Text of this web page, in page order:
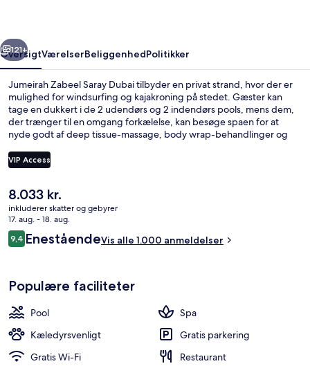
Næste
121+
OversigtVærelserBeliggenhedPolitikker
Jumeirah Zabeel Saray Dubai tilbyder en privat strand, hvor der er
mulighed for windsurfing og kajakroning på stedet. Gæster kan
tage en dukkert i de 2 udendørs og 2 indendørs pools, mens dem,
der trænger til en omgang forkælelse, kan besøge spaen for at
nyde godt af deep tissue-massage, body wrap-behandlinger og
internationale retter og er åben til morgenmad og aftensmad. En
bar ved poolen, et fitnesscenter og en sauna er andre højdepunkter
personale får rigtig gode bedømmelser fra rejsende.
VIP Access
Den
nuværende
pris
er
8.033 kr.
8.033 kr.
inkluderer skatter og gebyrer
17. aug. - 18. aug.
Anmeldelser
9,49,4 ud af 10.
EneståendeVis alle 1.000 anmeldelser
Populære faciliteter
Pool
Spa
Kæledyrsvenligt
Gratis parkering
Gratis Wi-Fi
Restaurant